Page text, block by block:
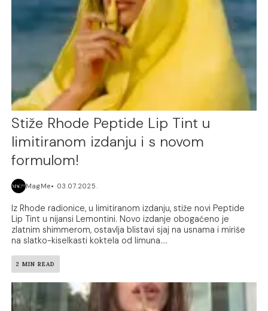
Stiže Rhode Peptide Lip Tint u
limitiranom izdanju i s novom
formulom!
MagMe 03.07.2025.
Iz Rhode radionice, u limitiranom izdanju, stiže novi Peptide
Lip Tint u nijansi Lemontini. Novo izdanje obogaćeno je
zlatnim shimmerom, ostavlja blistavi sjaj na usnama i miriše
na slatko-kiselkasti koktela od limuna....
2 MIN READ